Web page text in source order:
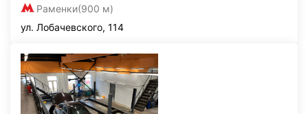
Раменки(900 м)
ул. Лобачевского, 114